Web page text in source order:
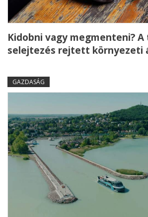
Kidobni vagy megmenteni?
selejtezés rejtett környezeti
GAZDASÁG